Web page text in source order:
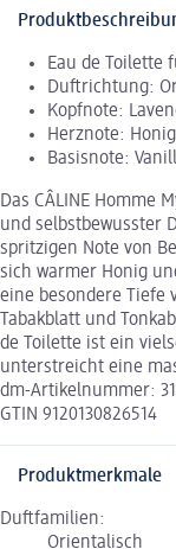
Eau de Toilette
Duftrichtung:
Kopfnote:
Herznote:
Basisnote:
Das CÂLINE Homme
und selbstbewusster
spritzigen Note von
sich warmer Honig
eine besondere Tiefe
Tabakblatt und
de Toilette ist ein
unterstreicht eine
dm-Artikelnummer:
GTIN 9120130826514
Produktmerkmale
Duftfamilien:
Orientalisch